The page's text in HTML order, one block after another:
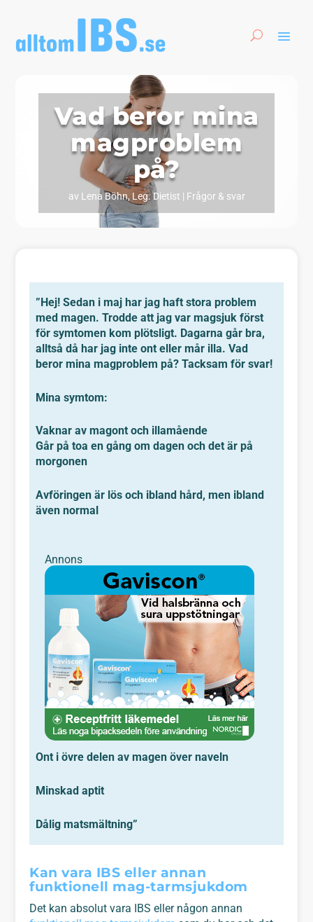
Vad beror mina
magproblem
på?
av Lena Böhn, Leg. Dietist | Frågor & svar
”Hej! Sedan i maj har jag haft stora problem
med magen. Trodde att jag var magsjuk först
för symtomen kom plötsligt. Dagarna går bra,
alltså då har jag inte ont eller mår illa. Vad
beror mina magproblem på? Tacksam för svar!
Mina symtom:
Vaknar av magont och illamående
Går på toa en gång om dagen och det är på
morgonen
Avföringen är lös och ibland hård, men ibland
även normal
Annons
Ont i övre delen av magen över naveln
Minskad aptit
Dålig matsmältning”
Kan vara IBS eller annan
funktionell mag-tarmsjukdom
Det kan absolut vara IBS eller någon annan